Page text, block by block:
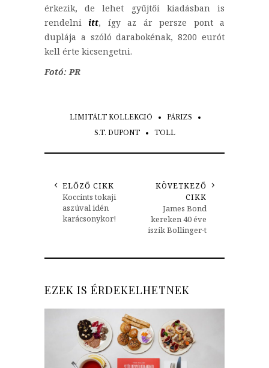
érkezik, de lehet gyűjtői kiadásban is
rendelniitt, így az ár persze pont a
duplája a szóló darabokénak, 8200 eurót
kell érte kicsengetni.
Fotó: PR
LIMITÁLT KOLLEKCIÓ
PÁRIZS
S.T. DUPONT
TOLL
ELŐZŐ CIKK
Koccints tokaji
aszúval idén
karácsonykor!
KÖVETKEZŐ
CIKK
James Bond
kereken 40 éve
iszik Bollinger-t
EZEK IS ÉRDEKELHETNEK